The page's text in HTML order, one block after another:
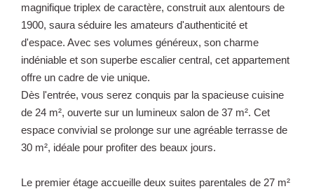
magnifique triplex de caractère, construit aux alentours de
1900, saura séduire les amateurs d'authenticité et
d'espace. Avec ses volumes généreux, son charme
indéniable et son superbe escalier central, cet appartement
offre un cadre de vie unique.
Dès l'entrée, vous serez conquis par la spacieuse cuisine
de 24 m², ouverte sur un lumineux salon de 37 m². Cet
espace convivial se prolonge sur une agréable terrasse de
30 m², idéale pour profiter des beaux jours.
Le premier étage accueille deux suites parentales de 27 m²